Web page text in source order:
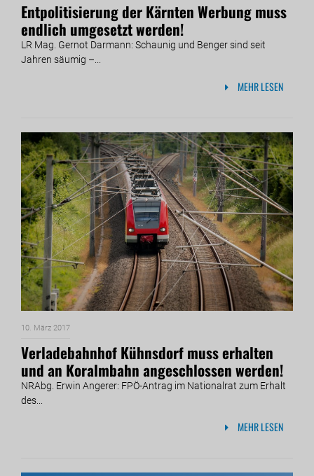
Entpolitisierung der Kärnten Werbung muss
endlich umgesetzt werden!
LR Mag. Gernot Darmann: Schaunig und Benger sind seit
Jahren säumig –...
MEHR LESEN
10. März 2017
Verladebahnhof Kühnsdorf muss erhalten
und an Koralmbahn angeschlossen werden!
NRAbg. Erwin Angerer: FPÖ-Antrag im Nationalrat zum Erhalt
des...
MEHR LESEN